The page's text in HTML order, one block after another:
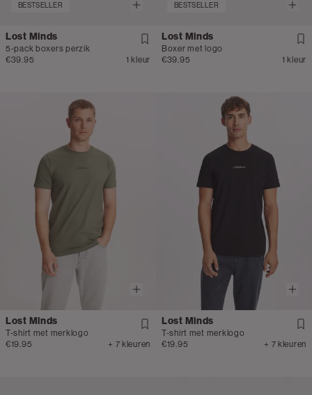
BESTSELLER
Lost Minds
5-pack boxers perzik
€39.95
1 kleur
BESTSELLER
Lost Minds
Boxer met logo
€39.95
1 kleur
Lost Minds
T-shirt met merklogo
€19.95
+ 7 kleuren
Lost Minds
T-shirt met merklogo
€19.95
+ 7 kleuren